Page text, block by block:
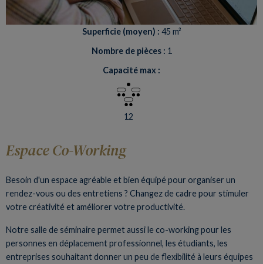
Superficie (moyen) : 45 m²
Nombre de pièces : 1
Capacité max :
12
Espace Co-Working
Besoin d'un espace agréable et bien équipé pour organiser un
rendez-vous ou des entretiens ? Changez de cadre pour stimuler
votre créativité et améliorer votre productivité.
Notre salle de séminaire permet aussi le co-working pour les
personnes en déplacement professionnel, les étudiants, les
entreprises souhaitant donner un peu de flexibilité à leurs équipes